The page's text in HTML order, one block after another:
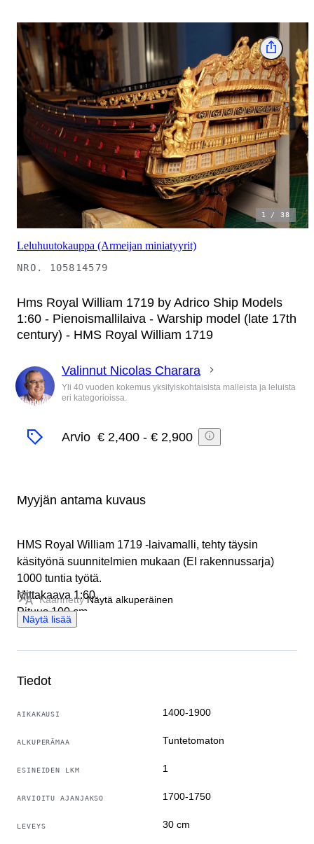
1 /38
Leluhuutokauppa (Armeijan miniatyyrit)
NRO. 105814579
Hms Royal William 1719 by Adrico Ship Models
1:60 - Pienoismallilaiva - Warship model (late 17th
century) - HMS Royal William 1719
asiantuntija
Valinnut Nicolas Charara
Yli 40 vuoden kokemus yksityiskohtaisista malleista ja leluista
eri kategorioissa.
Arvio € 2,400 - € 2,900
Myyjän antama kuvaus
HMS Royal William 1719 -laivamalli, tehty täysin
käsityönä suunnitelmien mukaan (EI rakennussarja)
1000 tuntia työtä.
Mittakaava 1:60.
Pituus 100 cm.
Erinomainen kunto.
Käännetty Näytä alkuperäinen
Näytä lisää
Tiedot
AIKAKAUSI 1400-1900
ALKUPERÄMAA Tuntetomaton
ESINEIDEN LKM 1
ARVIOITU AJANJAKSO 1700-1750
LEVEYS 30 cm